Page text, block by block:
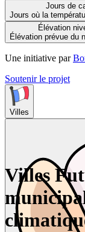
Jours de
Jours où la
Élévation
Élévation prévue du
Une initiative par
Soutenir le projet
Villes
Villes